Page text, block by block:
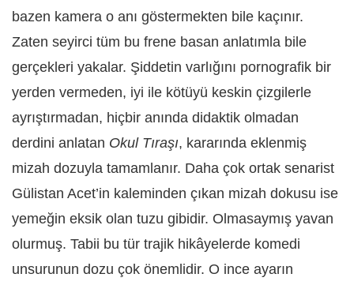
bazen kamera o anı göstermekten bile kaçınır.
Zaten seyirci tüm bu frene basan anlatımla bile
gerçekleri yakalar. Şiddetin varlığını pornografik bir
yerden vermeden, iyi ile kötüyü keskin çizgilerle
ayrıştırmadan, hiçbir anında didaktik olmadan
derdini anlatan Okul Tıraşı, kararında eklenmiş
mizah dozuyla tamamlanır. Daha çok ortak senarist
Gülistan Acet’in kaleminden çıkan mizah dokusu ise
yemeğin eksik olan tuzu gibidir. Olmasaymış yavan
olurmuş. Tabii bu tür trajik hikâyelerde komedi
unsurunun dozu çok önemlidir. O ince ayarın